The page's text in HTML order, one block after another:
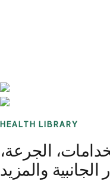
HEALTH LIBRARY
الجرعة،
الجانبية والمزيد